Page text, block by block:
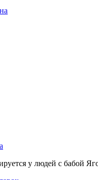
у людей с бабой